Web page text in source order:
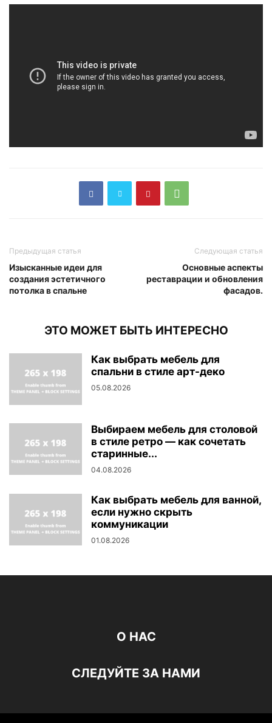
Предыдущая статья
Изысканные идеи для
создания эстетичного
потолка в спальне
Следующая статья
Основные аспекты
реставрации и обновления
фасадов.
ЭТО МОЖЕТ БЫТЬ ИНТЕРЕСНО
Как выбрать мебель для
спальни в стиле арт-деко
05.08.2026
Выбираем мебель для столовой
в стиле ретро — как сочетать
старинные...
04.08.2026
Как выбрать мебель для ванной,
если нужно скрыть
коммуникации
01.08.2026
О НАС
СЛЕДУЙТЕ ЗА НАМИ